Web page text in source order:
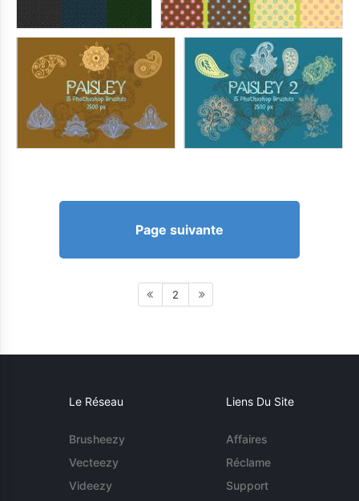
Page suivante
2
Le Réseau
Brusheezy
Vecteezy
Videezy
Liens Du Site
Affaires
Réclame
Support